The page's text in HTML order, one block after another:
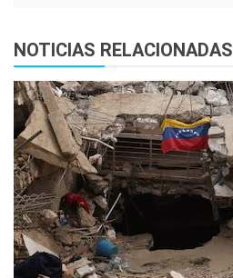
NOTICIAS RELACIONADAS